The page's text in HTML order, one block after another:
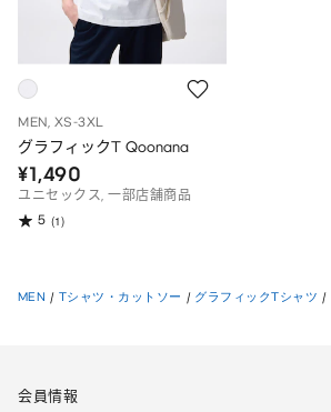
MEN, XS-3XL
グラフィックT Qoonana
¥1,490
ユニセックス, 一部店舗商品
5 (1)
MEN / Tシャツ・カットソー / グラフィックTシャツ /
会員情報